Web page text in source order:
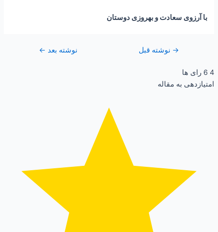
با آرزوی سعادت و بهروزی دوستان
→ نوشته قبل نوشته بعد ←
4
6 رای ها
امتیازدهی به مقاله